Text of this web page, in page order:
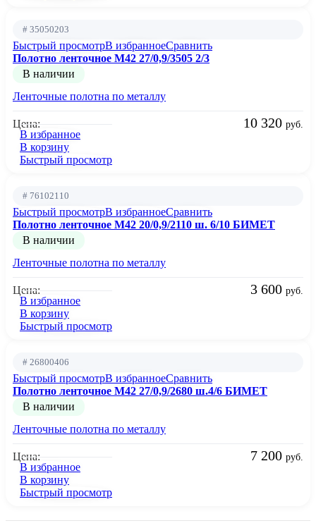
# 35050203
Быстрый просмотрВ избранноеСравнить
Полотно ленточное М42 27/0,9/3505 2/3
В наличии
Ленточные полотна по металлу
Цена: 10 320 руб.
В избранное
В корзину
Быстрый просмотр
# 76102110
Быстрый просмотрВ избранноеСравнить
Полотно ленточное М42 20/0,9/2110 ш. 6/10 БИМЕТ
В наличии
Ленточные полотна по металлу
Цена: 3 600 руб.
В избранное
В корзину
Быстрый просмотр
# 26800406
Быстрый просмотрВ избранноеСравнить
Полотно ленточное М42 27/0,9/2680 ш.4/6 БИМЕТ
В наличии
Ленточные полотна по металлу
Цена: 7 200 руб.
В избранное
В корзину
Быстрый просмотр